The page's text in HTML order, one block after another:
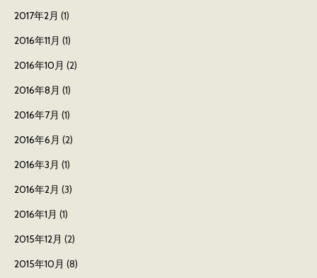
2017年2月 (1)
2016年11月 (1)
2016年10月 (2)
2016年8月 (1)
2016年7月 (1)
2016年6月 (2)
2016年3月 (1)
2016年2月 (3)
2016年1月 (1)
2015年12月 (2)
2015年10月 (8)